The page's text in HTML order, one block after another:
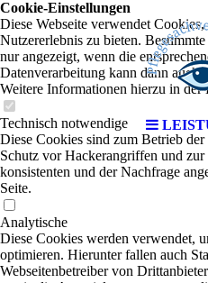
Cookie-Einstellungen
Diese Webseite verwendet
Nutzererlebnis zu bieten.
nur angezeigt, wenn die
Datenverarbeitung kann dann auch
Weitere Informationen hierzu in der
Technisch notwendige
Diese Cookies sind zum Betrieb
Schutz vor Hackerangriffen und
konsistenten und der Nachfrage
Seite.
Analytische
Diese Cookies werden verwendet,
optimieren. Hierunter fallen auch
Webseitenbetreiber von